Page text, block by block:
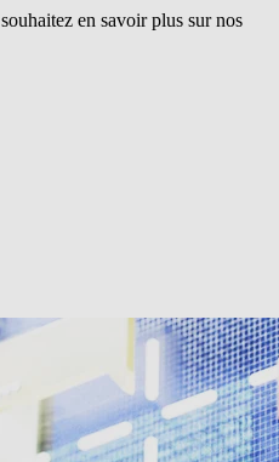
en savoir plus sur nos